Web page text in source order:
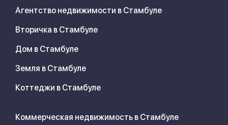
Агентство недвижимости в Стамбуле
Вторичка в Стамбуле
Дом в Стамбуле
Земля в Стамбуле
Коттеджи в Стамбуле
Коммерческая недвижимость в Стамбуле